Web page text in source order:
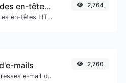
Recherche des en-têtes HTTP
Obtenez tous les en-têtes HTTP qu'une URL renvoie pour une requête GET typique.
2,764
mails
Extraire les adresses e-mail de tout type de contenu textuel.
2,760